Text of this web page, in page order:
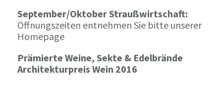
September/Oktober Straußwirtschaft:
Öffnungszeiten entnehmen Sie bitte unserer
Homepage
Prämierte Weine, Sekte & Edelbrände
Architekturpreis Wein 2016